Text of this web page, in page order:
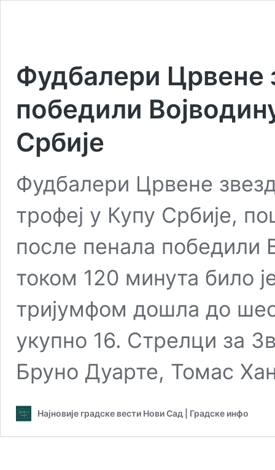
Фудбалери Црвене
победили
Србије
Фудбалери Црвене
трофеј у Купу Србије,
после пенала победили
током 120 минута било
тријумфом дошла до
укупно 16. Стрелци за
Бруно Дуарте, Томас
Најновије градске вести Нови Сад | Градске инфо